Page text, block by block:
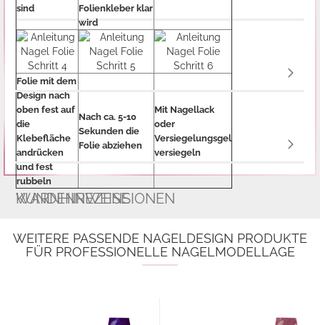
sind
Folienkleber klar
wird
Folie mit dem
Design nach
oben fest auf
die
Klebefläche
andrücken
und fest
rubbeln
Nach ca. 5-10
Sekunden die
Folie abziehen
Mit Nagellack
oder
Versiegelungsgel
versiegeln
WARNHINWEISE
KUNDENREZENSIONEN
WEITERE PASSENDE NAGELDESIGN PRODUKTE
FÜR PROFESSIONELLE NAGELMODELLAGE